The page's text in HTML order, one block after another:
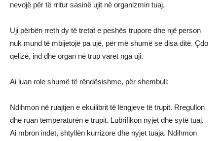
nevojë për të rritur sasinë ujit në organizmin tuaj.
Uji përbën rreth dy të tretat e peshës trupore dhe një person
nuk mund të mbijetojë pa ujë, për më shumë se disa ditë. Çdo
qelizë, ind dhe organ në trup varet nga uji.
Ai luan role shumë të rëndësishme, për shembull:
Ndihmon në ruajtjen e ekuilibrit të lëngjeve të trupit. Rregullon
dhe ruan temperaturën e trupit. Lubrifikon nyjet dhe sytë tuaj.
Ai mbron indet, shtyllën kurrizore dhe nyjet tuaja. Ndihmon